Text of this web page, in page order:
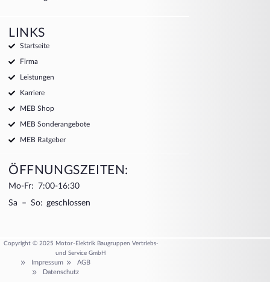
LINKS
Startseite
Firma
Leistungen
Karriere
MEB Shop
MEB Sonderangebote
MEB Ratgeber
ÖFFNUNGSZEITEN:
Mo-Fr: 7:00-16:30
Sa – So: geschlossen
Copyright © 2025 Motor-Elektrik Baugruppen Vertriebs-
und Service GmbH
Impressum
AGB
Datenschutz